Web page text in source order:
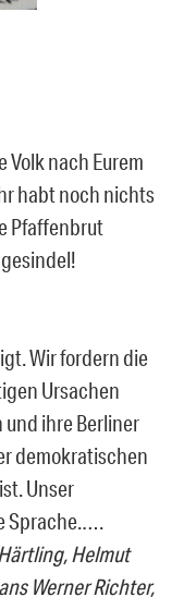
Volk nach Eurem
habt noch nichts
Pfaffenbrut
Wir fordern die
Ursachen
ihre Berliner
demokratischen
Unser
Sprache.….
Helmut
Werner Richter,